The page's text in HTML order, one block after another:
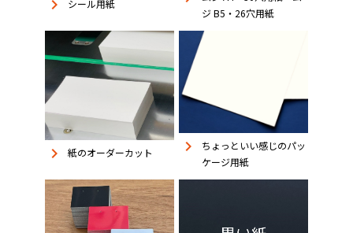
keyboard_arrow_right シール用紙
ジ B5・26穴用紙
keyboard_arrow_right 紙のオーダーカット keyboard_arrow_right
ちょっといい感じのパッ
ケージ用紙